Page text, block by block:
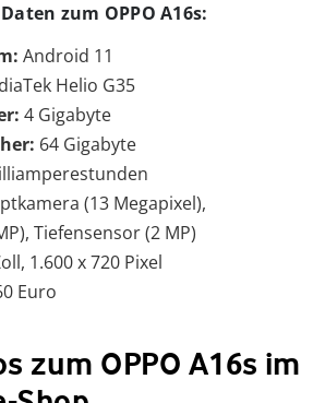
zum OPPO A16s:
Android 11
Helio G35
4 Gigabyte
64 Gigabyte
(13 Megapixel),
Tiefensensor (2 MP)
1.600 x 720 Pixel
Euro
zum OPPO A16s im